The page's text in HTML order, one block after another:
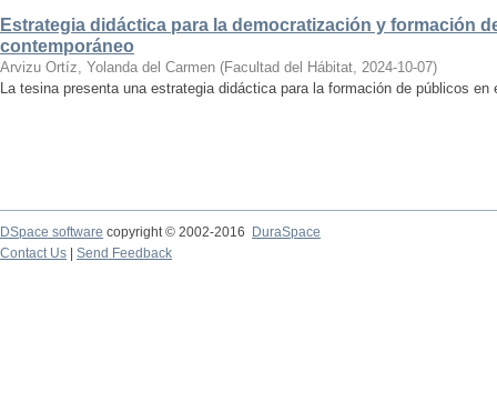
Estrategia didáctica para la democratización y formación
contemporáneo
Arvizu Ortíz, Yolanda del Carmen (Facultad del Hábitat, 2024-10-07)
La tesina presenta una estrategia didáctica para la formación de públicos en
DSpace software copyright © 2002-2016
DuraSpace
Contact Us
Send Feedback